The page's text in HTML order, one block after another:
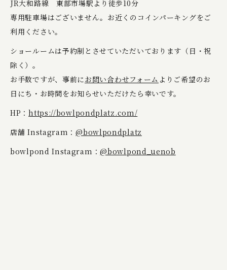
JR大和路線 東部市場駅より徒歩10分
専用駐車場はございません。お近くのコインパーキングをご
利用ください。
ショールームは予約制とさせていただいております（日・祝
除く）。
お手数ですが、事前にお問い合わせフォーム よりご希望のお
日にち・お時間をお知らせいただけたら幸いです。
HP：https://bowlpondplatz.com/
店舗 Instagram：@bowlpondplatz
bowlpond Instagram：@bowlpond_uenob